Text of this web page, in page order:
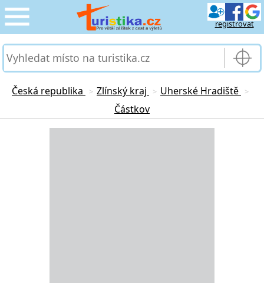
registrovat
CESTOVÁNÍ
SLUŽBY & DOPRAVA
Česká republika > Zlínský kraj > Uherské Hradiště >
Částkov